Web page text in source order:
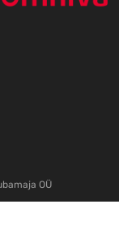
OÜ